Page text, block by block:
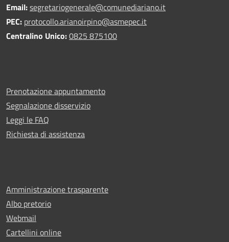
Email:segretariogenerale@comunediariano.it
PEC: protocollo.arianoirpino@asmepec.it
Centralino Unico:0825 875100
Prenotazione appuntamento
Segnalazione disservizio
Leggi le FAQ
Richiesta di assistenza
Amministrazione trasparente
Albo pretorio
Webmail
Cartellini online